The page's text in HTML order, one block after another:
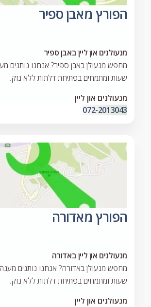
הפורץ מאבן ספיר
מנעולנים און ליין באבן ספיר
שעות ומתמחים בפתיחת דלתות ללא נזק.
מנעולנים און ליין
072-2013043
הפורץ מאדורה
מנעולנים און ליין באדורה
שעות ומתמחים בפתיחת דלתות ללא נזק.
מנעולנים און ליין